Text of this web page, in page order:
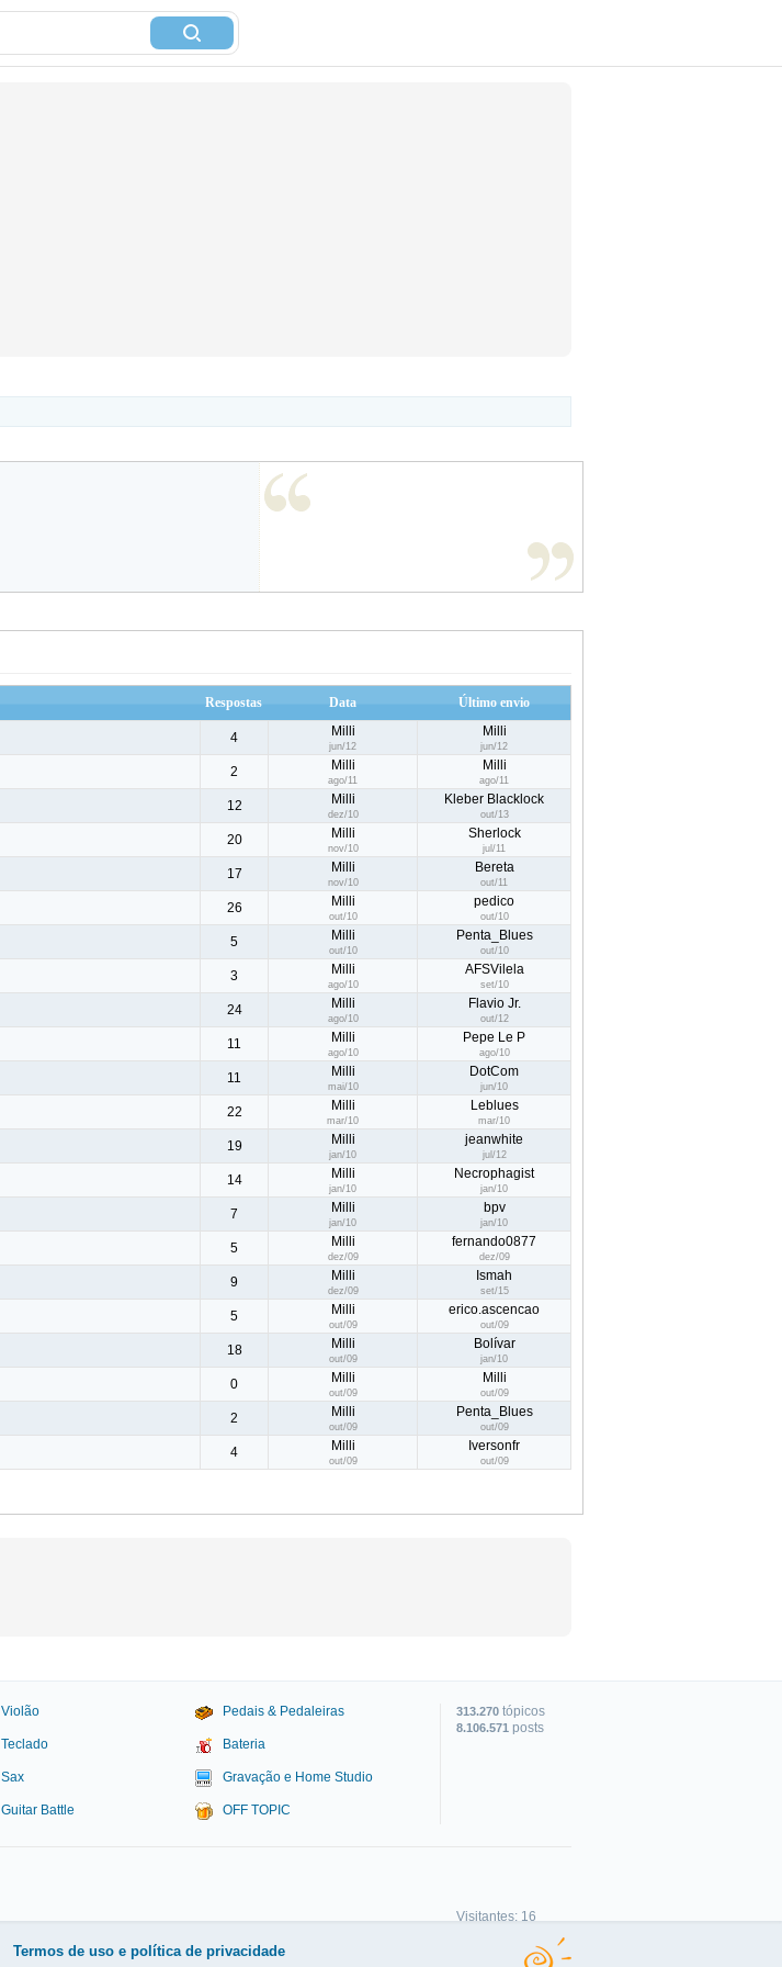
Respostas Data Último envio
4 Milli
jun/12
Milli
jun/12
2 Milli
ago/11
Milli
ago/11
12 Milli
dez/10
Kleber Blacklock
out/13
20 Milli
nov/10
Sherlock
jul/11
17 Milli
nov/10
Bereta
out/11
26 Milli
out/10
pedico
out/10
5 Milli
out/10
Penta_Blues
out/10
3 Milli
ago/10
AFSVilela
set/10
24 Milli
ago/10
Flavio Jr.
out/12
11 Milli
ago/10
Pepe Le P
ago/10
11 Milli
mai/10
DotCom
jun/10
22 Milli
mar/10
Leblues
mar/10
19 Milli
jan/10
jeanwhite
jul/12
14 Milli
jan/10
Necrophagist
jan/10
7 Milli
jan/10
bpv
jan/10
5 Milli
dez/09
fernando0877
dez/09
9 Milli
dez/09
Ismah
set/15
5 Milli
out/09
erico.ascencao
out/09
18 Milli
out/09
Bolívar
jan/10
0 Milli
out/09
Milli
out/09
2 Milli
out/09
Penta_Blues
out/09
4 Milli
out/09
Iversonfr
out/09
Violão Pedais & Pedaleiras
Teclado Bateria
Sax Gravação e Home Studio
Guitar Battle OFF TOPIC
313.270 tópicos
8.106.571 posts
Visitantes: 16
Termos de uso e política de privacidade